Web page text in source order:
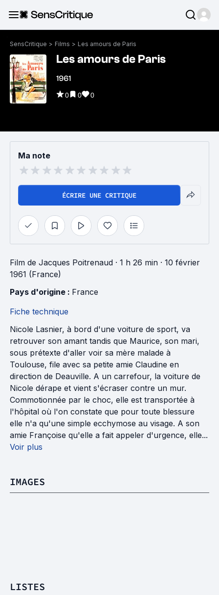
SensCritique > Films > Les amours de Paris
Les amours de Paris
1961
0 0 0
Ma note
ÉCRIRE UNE CRITIQUE
Film de Jacques Poitrenaud · 1 h 26 min · 10 février
1961 (France)
Pays d'origine : France
Fiche technique
Nicole Lasnier, à bord d'une voiture de sport, va
retrouver son amant tandis que Maurice, son mari,
sous prétexte d'aller voir sa mère malade à
Toulouse, file avec sa petite amie Claudine en
direction de Deauville. A un carrefour, la voiture de
Nicole dérape et vient s'écraser contre un mur.
Commotionnée par le choc, elle est transportée à
l'hôpital où l'on constate que pour toute blessure
elle n'a qu'une simple ecchymose au visage. A son
amie Françoise qu'elle a fait appeler d'urgence, elle...
Voir plus
IMAGES
LISTES